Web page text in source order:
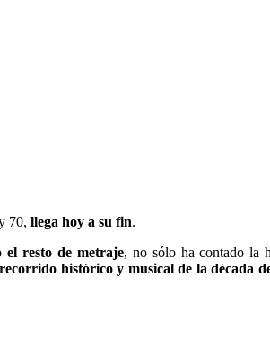
70, llega hoy a su fin.
el resto de metraje, no sólo ha contado la
recorrido histórico y musical de la década